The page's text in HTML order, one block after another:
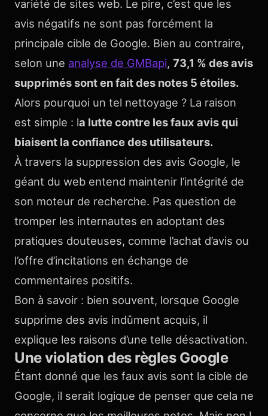
variété de sites web. Le pire, c’est que les
avis négatifs ne sont pas forcément la
principale cible de Google. Bien au contraire,
selon une analyse de GMBapi, 73,1 % des avis
supprimés sont en fait des notes 5 étoiles.
Alors pourquoi un tel nettoyage ? La raison
est simple : la lutte contre les faux avis qui
biaisent la confiance des utilisateurs.
À travers la suppression des avis Google, le
géant du web entend maintenir l’intégrité de
son moteur de recherche. Pas question de
tromper les internautes en adoptant des
pratiques douteuses, comme l’achat d’avis ou
l’offre d’incitations en échange de
commentaires positifs.
Bon à savoir : bien souvent, lorsque Google
supprime des avis indûment acquis, il
explique les raisons d’une telle désactivation.
Une violation des règles Google
Étant donné que les faux avis sont la cible de
Google, il serait logique de penser que cela ne